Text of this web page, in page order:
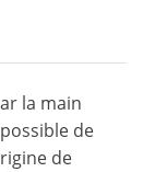
la main
de
de